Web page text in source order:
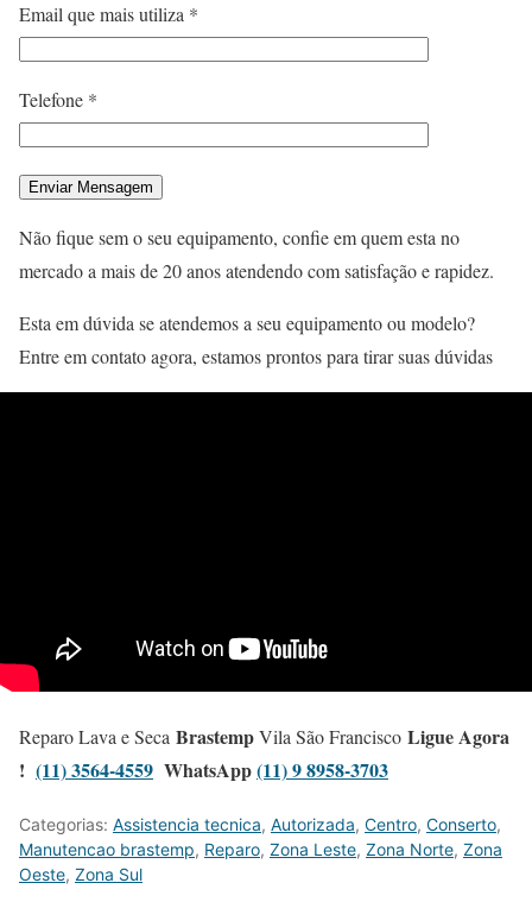
Email que mais utiliza *
Telefone *
Não fique sem o seu equipamento, confie em quem esta no
mercado a mais de 20 anos atendendo com satisfação e rapidez.
Esta em dúvida se atendemos a seu equipamento ou modelo?
Entre em contato agora, estamos prontos para tirar suas dúvidas
Reparo Lava e Seca BrastempVila São Francisco Ligue Agora
! (11) 3564-4559 WhatsApp(11) 9 8958-3703
Categorias: Assistencia tecnica, Autorizada, Centro, Conserto,
Manutencao brastemp, Reparo, Zona Leste, Zona Norte, Zona
Oeste, Zona Sul